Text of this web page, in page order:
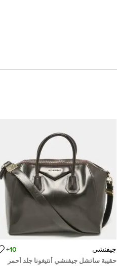
جيفنشي 10+
حقيبة ساتشل جيفنشي أنتيغونا جلد أحمر